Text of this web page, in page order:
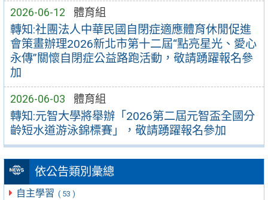
2026-06-12 體育組
轉知:社團法人中華民國自閉症適應體育休閒促進
會策畫辦理2026新北市第十二屆“點亮星光、愛心
永傳”關懷自閉症公益路跑活動，敬請踴躍報名參
加
2026-06-03 體育組
轉知:元智大學將舉辦「2026第二屆元智盃全國分
齡短水道游泳錦標賽」，敬請踴躍報名參加
依公告類別彙總
自主學習 ( 53 )